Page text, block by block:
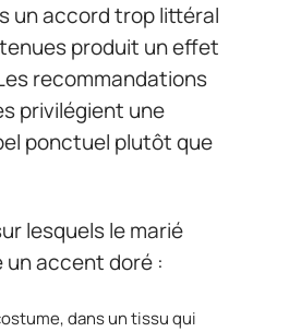
un accord trop littéral
produit un effet
recommandations
privilégient une
ponctuel plutôt que
lesquels le marié
accent doré :
dans un tissu qui